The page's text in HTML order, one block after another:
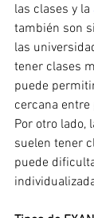
las clases y la
también son
las
tener clases
puede
cercana
Por otro lado,
suelen tener
puede